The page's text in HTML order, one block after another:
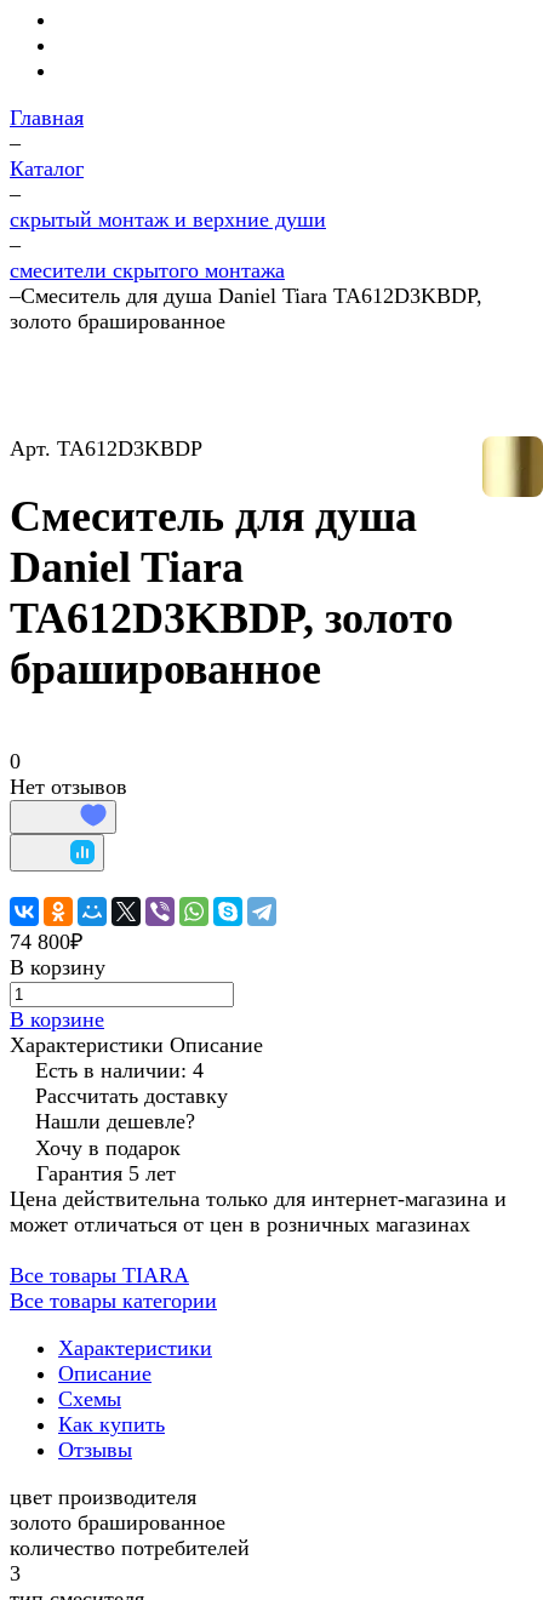
Главная
–
Каталог
–
скрытый монтаж и верхние души
–
смесители скрытого монтажа
–Смеситель для душа Daniel Tiara TA612D3KBDP,
золото брашированное
Арт. TA612D3KBDP
Смеситель для душа
Daniel Tiara
TA612D3KBDP, золото
брашированное
0
Нет отзывов
74 800₽
В корзину
В корзине
Характеристики Описание
Есть в наличии: 4
Рассчитать доставку
Нашли дешевле?
Хочу в подарок
Гарантия 5 лет
Цена действительна только для интернет-магазина и
может отличаться от цен в розничных магазинах
Все товары TIARA
Все товары категории
Характеристики
Описание
Схемы
Как купить
Отзывы
цвет производителя
золото брашированное
количество потребителей
3